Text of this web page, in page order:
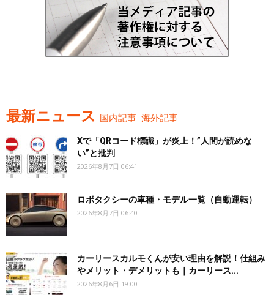
最新ニュース 国内記事 海外記事
Xで「QRコード標識」が炎上！”人間が読めな
い”と批判
2026年8月7日 06:41
ロボタクシーの車種・モデル一覧（自動運転）
2026年8月7日 06:40
カーリースカルモくんが安い理由を解説！仕組み
やメリット・デメリットも｜カーリース...
2026年8月6日 19:00